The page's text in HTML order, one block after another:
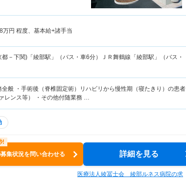
万円 程度、基本給+諸手当
都－下関)「綾部駅」（バス・車6分）ＪＲ舞鶴線「綾部駅」（バス・
全般 ・手術後（脊椎固定術）リハビリから慢性期（寝たきり）の患者
レンス等） ・その他付随業務 …
集状況を問い合わせる 詳細を見る
医療法人綾冨士会 綾部ルネス病院の求